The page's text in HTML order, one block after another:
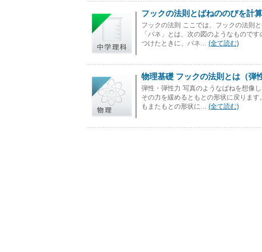
フックの法則とばねののびを計
フックの法則 ここでは、フックの法則
「バネ」とは、次の図のようなもので
つけたときに、バネ... (全て読む)
物理基礎 フックの法則とは（弾
弾性・弾性力 写真のようなばねを想像
その力を緩めるともとの形状に戻りま
もまたもとの形状に... (全て読む)